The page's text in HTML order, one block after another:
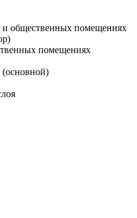
общественных помещениях
помещениях